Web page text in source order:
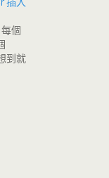
個
到就